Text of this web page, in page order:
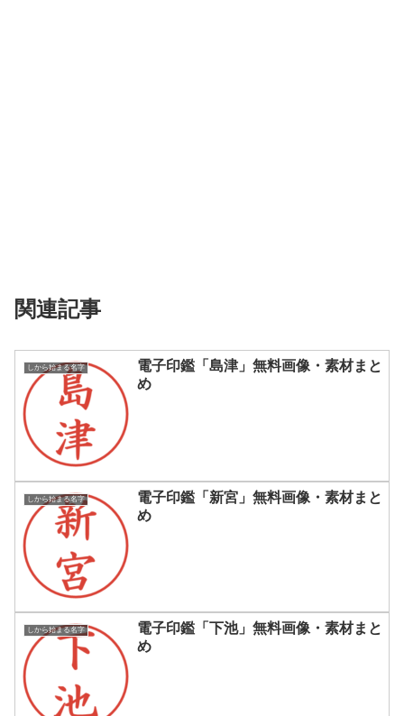
関連記事
しから始まる名字
電子印鑑「島津」無料画像・素材まと
め
しから始まる名字
電子印鑑「新宮」無料画像・素材まと
め
しから始まる名字
電子印鑑「下池」無料画像・素材まと
め